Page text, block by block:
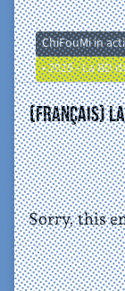
ChiFouMi in
• 2025 - La BD
(Français)
Sorry, this